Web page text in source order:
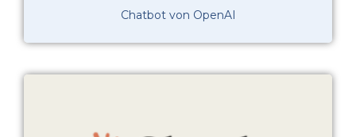
Chatbot von OpenAI